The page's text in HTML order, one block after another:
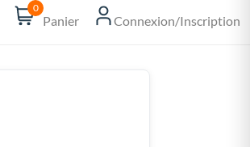
0
Panier Connexion/Inscription